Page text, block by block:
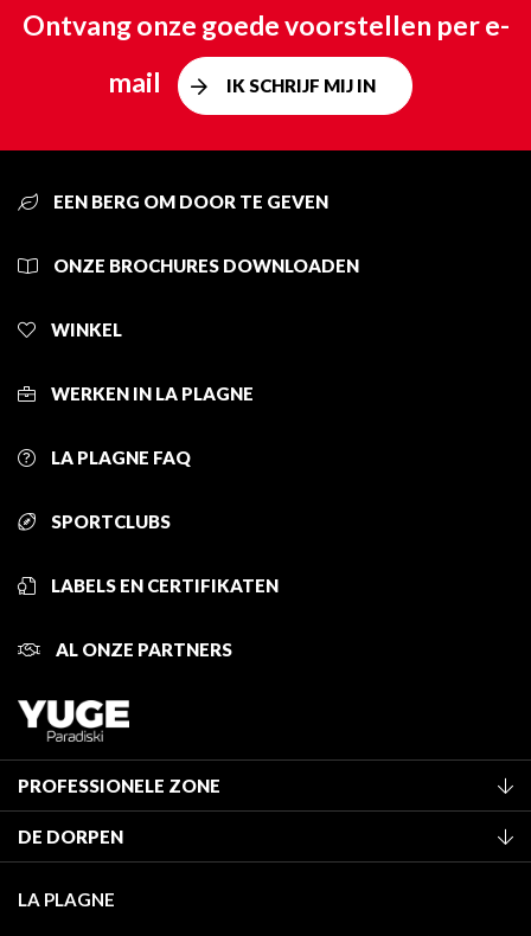
Ontvang onze goede voorstellen per e-
mail
IK SCHRIJF MIJ IN
EEN BERG OM DOOR TE GEVEN
ONZE BROCHURES DOWNLOADEN
WINKEL
WERKEN IN LA PLAGNE
LA PLAGNE FAQ
SPORTCLUBS
LABELS EN CERTIFIKATEN
AL ONZE PARTNERS
PROFESSIONELE ZONE
Classificatie van de gemeubileerde accommodaties
Verblijfstaks
DE DORPEN
Champagny-en-Vanoise
LA PLAGNE